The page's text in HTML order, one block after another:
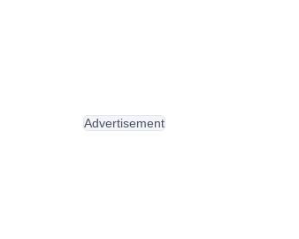
Advertisement